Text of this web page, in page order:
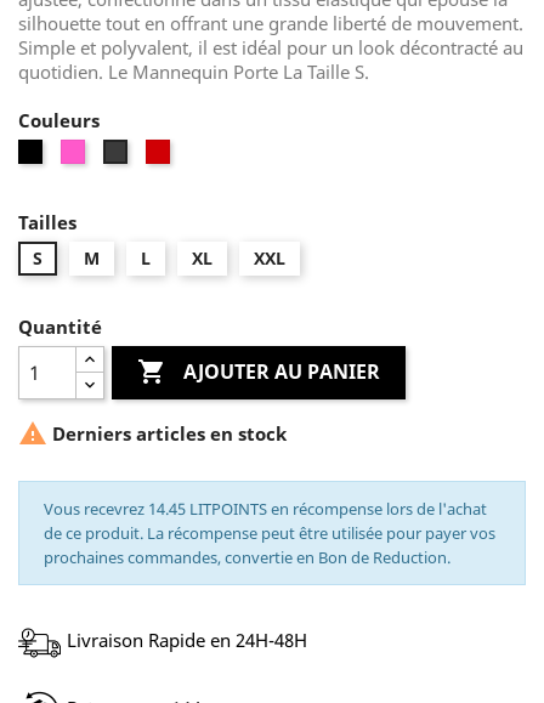
silhouette tout en offrant une grande liberté de mouvement.
Simple et polyvalent, il est idéal pour un look décontracté au
quotidien. Le Mannequin Porte La Taille S.
Couleurs
Tailles
S M L XL XXL
Quantité
 AJOUTER AU PANIER
 Derniers articles en stock
Vous recevrez 14.45 LITPOINTS en récompense lors de l'achat
de ce produit. La récompense peut être utilisée pour payer vos
prochaines commandes, convertie en Bon de Reduction.
Livraison Rapide en 24H-48H